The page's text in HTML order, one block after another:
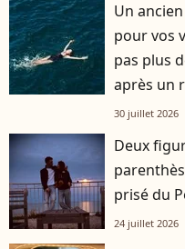
Un
pour vos
pas plus
après un
tard"
30 juillet 2026
Deux
prisé du
24 juillet 2026